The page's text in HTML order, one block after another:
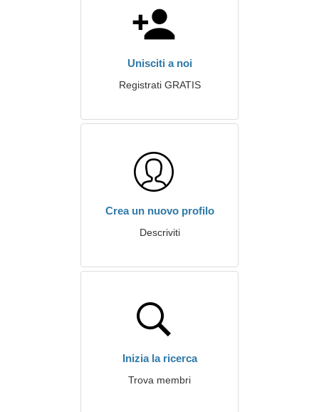
Unisciti a noi
Registrati GRATIS
Crea un nuovo profilo
Descriviti
Inizia la ricerca
Trova membri